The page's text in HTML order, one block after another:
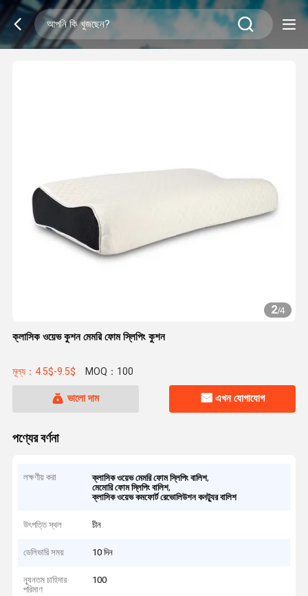
2/4
ক্লাসিক ওয়েভ কুশন মেমরি ফোম স্লিপিং কুশন
মূল্য：4.5$-9.5$ MOQ：100
ভালো দাম এখন যোগাযোগ
পণ্যের বর্ণনা
লক্ষণীয় করা ক্লাসিক ওয়েভ মেমরি ফোম স্লিপিং বালিশ,
মেমোরি ফোম স্লিপিং বালিশ,
ক্লাসিক ওয়েভ কমফোর্ট রেভোলিউশন কনট্যুর বালিশ
উৎপত্তি স্থল চীন
ডেলিভারি সময় 10 দিন
ন্যূনতম চাহিদার
পরিমাণ
100